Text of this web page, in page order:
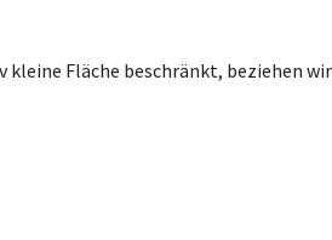
Fläche beschränkt, beziehen